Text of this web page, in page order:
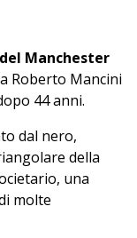
Manchester
Roberto Mancini
44 anni.
dal nero,
della
una
molte